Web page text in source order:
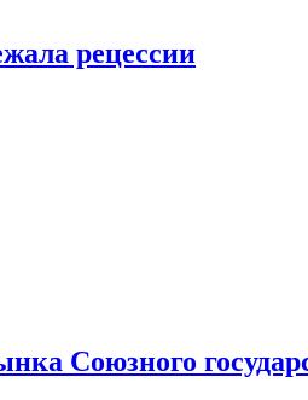
рецессии
Союзного